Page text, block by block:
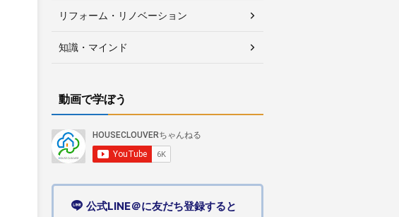
リフォーム・リノベーション
知識・マインド
動画で学ぼう
公式LINE＠に友だち登録すると